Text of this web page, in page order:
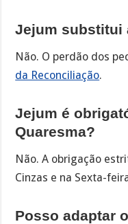
Jejum substitui
Não. O perdão dos
da Reconciliação.
Jejum é
Quaresma?
Não. A obrigação
Cinzas e na Sexta-
Posso adaptar